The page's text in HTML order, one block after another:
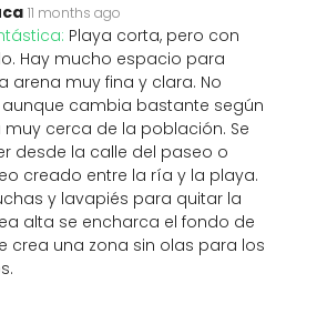
11 months ago
Playa corta, pero con
Hay mucho espacio para
arena muy fina y clara. No
cambia bastante según
muy cerca de la población. Se
desde la calle del paseo o
creado entre la ría y la playa.
y lavapiés para quitar la
alta se encharca el fondo de
crea una zona sin olas para los